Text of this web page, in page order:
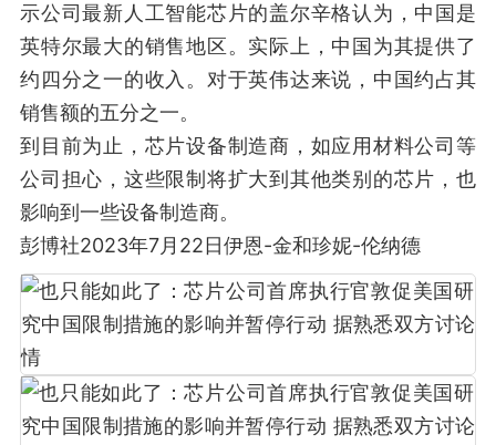
示公司最新人工智能芯片的盖尔辛格认为，中国是
英特尔最大的销售地区。实际上，中国为其提供了
约四分之一的收入。对于英伟达来说，中国约占其
销售额的五分之一。
到目前为止，芯片设备制造商，如应用材料公司等
公司担心，这些限制将扩大到其他类别的芯片，也
影响到一些设备制造商。
彭博社2023年7月22日伊恩-金和珍妮-伦纳德